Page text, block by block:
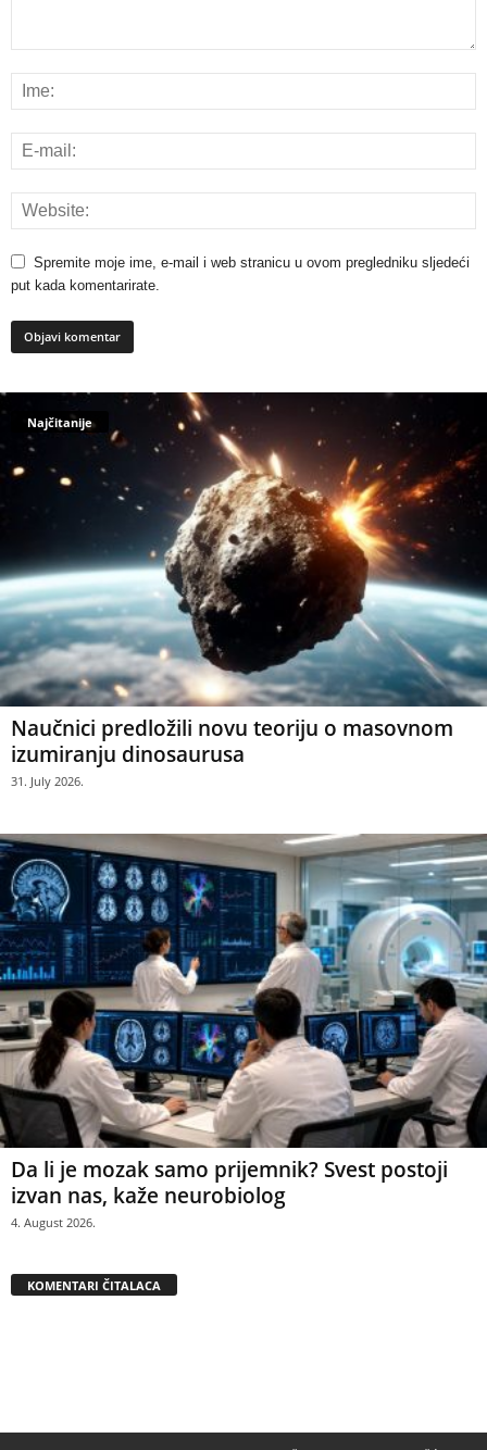
Spremite moje ime, e-mail i web stranicu u ovom pregledniku sljedeći
put kada komentarirate.
Najčitanije
Naučnici predložili novu teoriju o masovnom
izumiranju dinosaurusa
31. July 2026.
Da li je mozak samo prijemnik? Svest postoji
izvan nas, kaže neurobiolog
4. August 2026.
KOMENTARI ČITALACA